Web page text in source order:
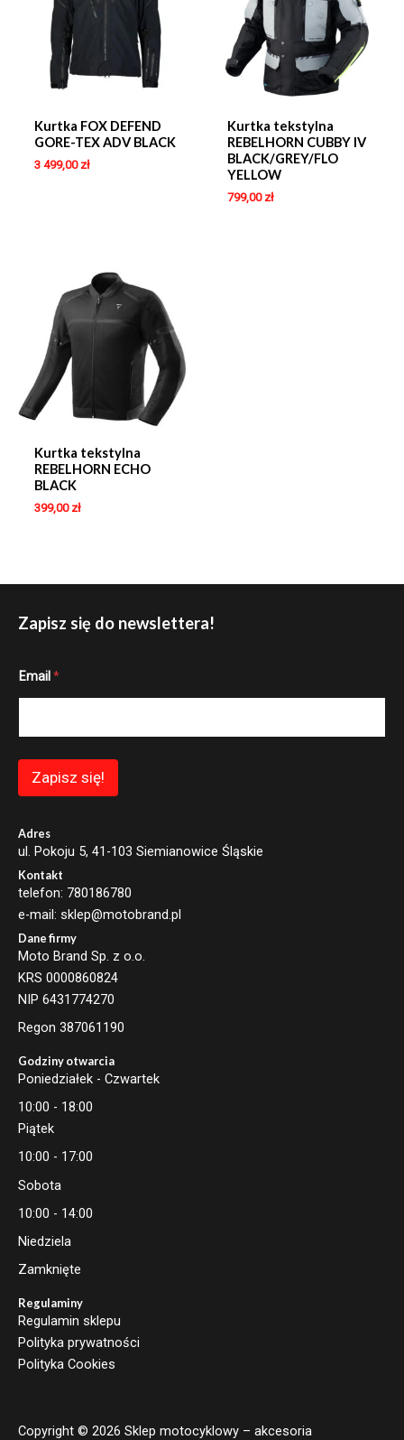
Kurtka FOX DEFEND
GORE-TEX ADV BLACK
3 499,00 zł
Kurtka tekstylna
REBELHORN CUBBY IV
BLACK/GREY/FLO
YELLOW
799,00 zł
Kurtka tekstylna
REBELHORN ECHO
BLACK
399,00 zł
Zapisz się do newslettera!
m
*
i
Email *
Zapisz się!
Adres
ul. Pokoju 5, 41-103 Siemianowice Śląskie
Kontakt
telefon: 780186780
e-mail: sklep@motobrand.pl
Dane firmy
Moto Brand Sp. z o.o.
KRS 0000860824
NIP 6431774270
Regon 387061190
Godziny otwarcia
Poniedziałek - Czwartek
10:00 - 18:00
Piątek
10:00 - 17:00
Sobota
10:00 - 14:00
Niedziela
Zamknięte
Regulaminy
Regulamin sklepu
Polityka prywatności
Polityka Cookies
Copyright © 2026 Sklep motocyklowy – akcesoria